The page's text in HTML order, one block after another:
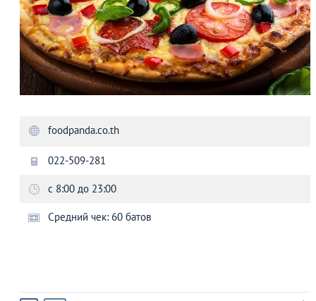
foodpanda.co.th
022-509-281
с 8:00 до 23:00
Средний чек: 60 батов